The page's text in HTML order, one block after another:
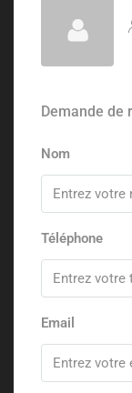
Demande de
Nom
Téléphone
Email